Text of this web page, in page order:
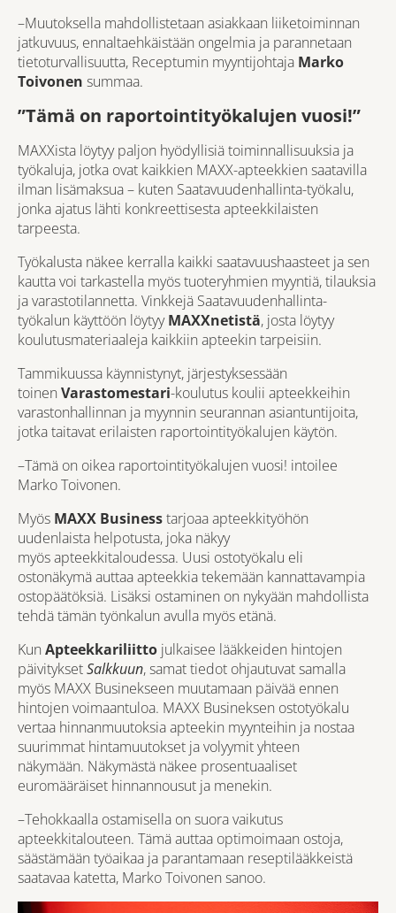
–Muutoksella mahdollistetaan asiakkaan liiketoiminnan
jatkuvuus, ennaltaehkäistään ongelmia ja parannetaan
tietoturvallisuutta, Receptumin myyntijohtaja Marko
Toivonen summaa.
”Tämä on raportointityökalujen vuosi!”
MAXXista löytyy paljon hyödyllisiä toiminnallisuuksia ja
työkaluja, jotka ovat kaikkien MAXX-apteekkien saatavilla
ilman lisämaksua – kuten Saatavuudenhallinta-työkalu,
jonka ajatus lähti konkreettisesta apteekkilaisten
tarpeesta.
Työkalusta näkee kerralla kaikki saatavuushaasteet ja sen
kautta voi tarkastella myös tuoteryhmien myyntiä, tilauksia
ja varastotilannetta. Vinkkejä Saatavuudenhallinta-
työkalun käyttöön löytyyMAXXnetistä, josta löytyy
koulutusmateriaaleja kaikkiin apteekin tarpeisiin.
Tammikuussa käynnistynyt, järjestyksessään
toinen Varastomestari-koulutus koulii apteekkeihin
varastonhallinnan ja myynnin seurannan asiantuntijoita,
jotka taitavat erilaisten raportointityökalujen käytön.
–Tämä on oikea raportointityökalujen vuosi! intoilee
Marko Toivonen.
Myös MAXX Businesstarjoaa apteekkityöhön
uudenlaista helpotusta, joka näkyy
myös apteekkitaloudessa. Uusi ostotyökalu eli
ostonäkymä auttaa apteekkia tekemään kannattavampia
ostopäätöksiä. Lisäksi ostaminen on nykyään mahdollista
tehdä tämän työnkalun avulla myös etänä.
Kun Apteekkariliitto julkaisee lääkkeiden hintojen
päivityksetSalkkuun, samat tiedot ohjautuvat samalla
myös MAXX Businekseen muutamaan päivää ennen
hintojen voimaantuloa. MAXX Busineksen ostotyökalu
vertaa hinnanmuutoksia apteekin myynteihin ja nostaa
suurimmat hintamuutokset ja volyymit yhteen
näkymään. Näkymästä näkee prosentuaaliset
euromääräiset hinnannousut ja menekin.
–Tehokkaalla ostamisella on suora vaikutus
apteekkitalouteen. Tämä auttaa optimoimaan ostoja,
säästämään työaikaa ja parantamaan reseptilääkkeistä
saatavaa katetta, Marko Toivonen sanoo.